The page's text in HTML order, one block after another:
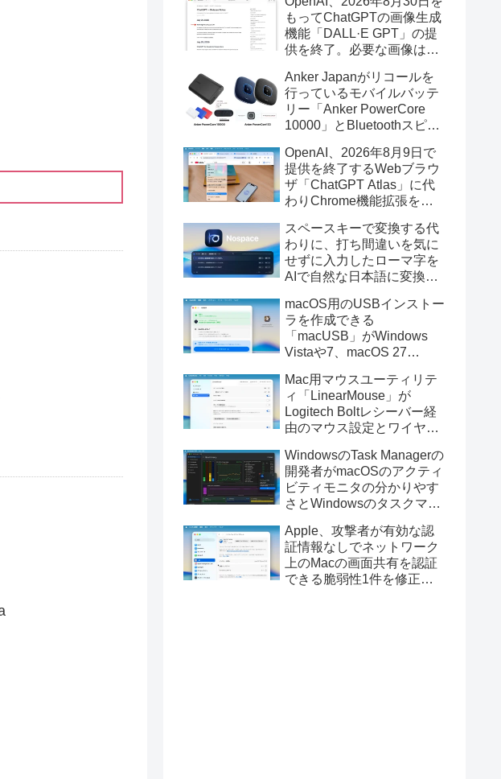
もってChatGPTの画像生成
機能「DALL·E GPT」の提
供を終了。必要な画像は期
Anker Japanがリコールを
行っているモバイルバッテ
リー「Anker PowerCore
10000」とBluetoothスピー
辺を焼損する火災が6月に3
件発生していたそうなので
注意を。
OpenAI、2026年8月9日で
提供を終了するWebブラウ
ザ「ChatGPT Atlas」に代
わりChrome機能拡張をア
画の質問やAsk ChatGPT機
能を追加。
スペースキーで変換する代
わりに、打ち間違いを気に
せずに入力したローマ字を
AIで自然な日本語に変換し
力アプリ「Nospace」がリ
リース。
macOS用のUSBインストー
ラを作成できる
「macUSB」がWindows
Vistaや7、macOS 27
トーラの作成に対応。
Mac用マウスユーティリテ
ィ「LinearMouse」が
Logitech Boltレシーバー経
由のマウス設定とワイヤレ
ックボールに対応。
WindowsのTask Managerの
開発者がmacOSのアクティ
ビティモニタの分かりやす
さとWindowsのタスクマネ
Mac用システムモニタアプ
リ「Task Manager TMOG」
のBeta版を公開。
Apple、攻撃者が有効な認
証情報なしでネットワーク
上のMacの画面共有を認証
できる脆弱性1件を修正し